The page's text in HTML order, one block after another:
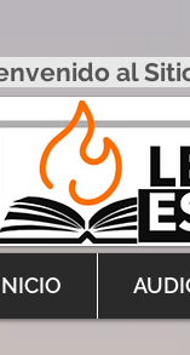
al